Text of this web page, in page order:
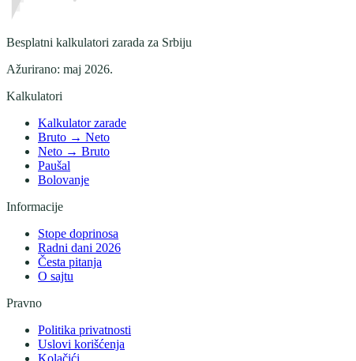
Besplatni kalkulatori zarada za Srbiju
Ažurirano: maj 2026.
Kalkulatori
Kalkulator zarade
Bruto → Neto
Neto → Bruto
Paušal
Bolovanje
Informacije
Stope doprinosa
Radni dani 2026
Česta pitanja
O sajtu
Pravno
Politika privatnosti
Uslovi korišćenja